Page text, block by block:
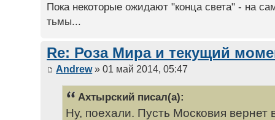
Пока некоторые ожидают "конца света" - на
тьмы...
Re: Роза Мира и текущий
Andrew» 01 май 2014, 05:47
Ахтырский писал(а):
Ну, поехали. Пусть Московия вернет